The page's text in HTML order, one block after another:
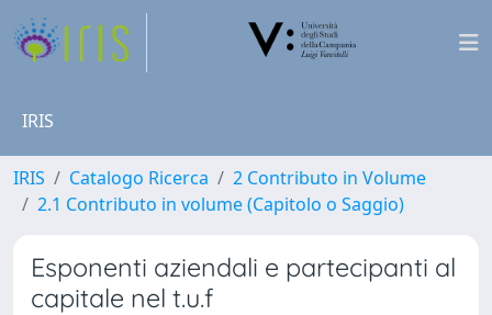
IRIS
IRIS Catalogo Ricerca
2 Contributo in Volume
2.1 Contributo in volume (Capitolo o Saggio)
Esponenti aziendali e partecipanti al
capitale nel t.u.f